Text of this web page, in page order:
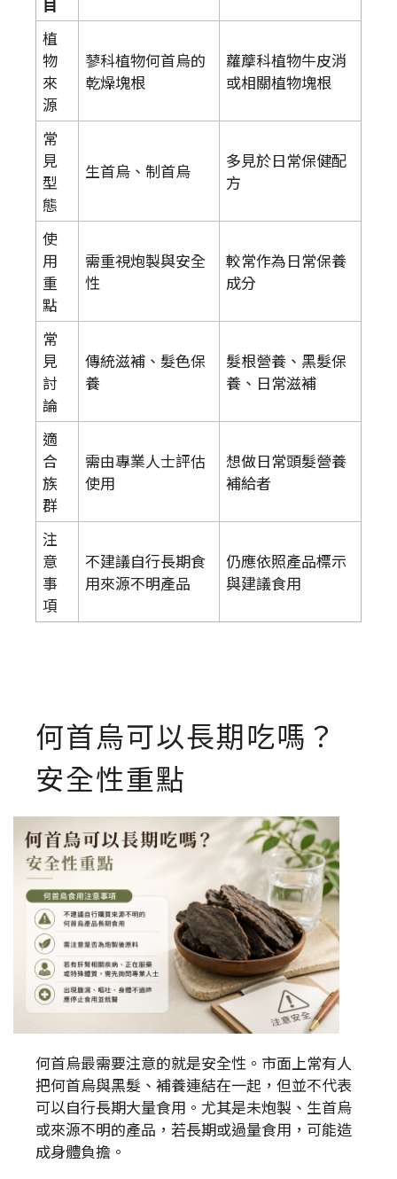
植
物
來
源
蓼科植物何首烏的
乾燥塊根
蘿藦科植物牛皮消
或相關植物塊根
常
見
型
態
生首烏、制首烏
多見於日常保健配
方
使
用
重
點
需重視炮製與安全
性
較常作為日常保養
成分
常
見
討
論
傳統滋補、髮色保
養
髮根營養、黑髮保
養、日常滋補
適
合
族
群
需由專業人士評估
使用
想做日常頭髮營養
補給者
注
意
事
項
不建議自行長期食
用來源不明產品
仍應依照產品標示
與建議食用
何首烏可以長期吃嗎？
安全性重點
何首烏最需要注意的就是安全性。市面上常有人
把何首烏與黑髮、補養連結在一起，但並不代表
可以自行長期大量食用。尤其是未炮製、生首烏
或來源不明的產品，若長期或過量食用，可能造
成身體負擔。